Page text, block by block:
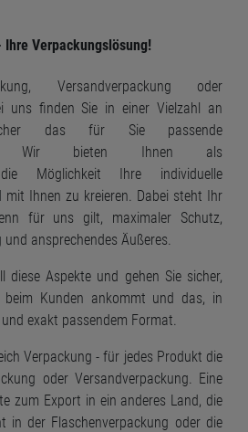
Verpackungslösung!
Versandverpackung oder
uns finden Sie in einer Vielzahl an
sicher das für Sie passende
Wir bieten Ihnen als
die Möglichkeit Ihre individuelle
mit Ihnen zu kreieren. Dabei steht Ihr
für uns gilt, maximaler Schutz,
ansprechendes Äußeres.
diese Aspekte und gehen Sie sicher,
Kunden ankommt und das, in
exakt passendem Format.
Verpackung - für jedes Produkt die
oder Versandverpackung. Eine
zum Export in ein anderes Land, die
in der Flaschenverpackung oder die